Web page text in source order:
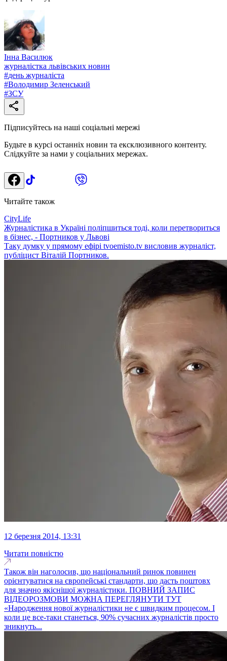
Інна Василюк
журналістка львівських новин
#день журналіста
#Володимир Зеленський
#ЗСУ
Підписуйтесь на наші соціальні мережі
Будьте в курсі останніх новин та ексклюзивного контенту.
Слідкуйте за нами у соціальних мережах.
Читайте також
CityLife
Журналістика в Україні поліпшиться тоді, коли перетвориться
в бізнес, - Портников у Львові
Таку думку у прямому ефірі tvoemisto.tv висловив журналіст,
публіцист Віталій Портников.
12 березня 2014, 13:31
Читати повністю
Також він наголосив, що національний ринок повинен
орієнтуватися на європейські стандарти, що дасть поштовх
для значно якіснішої журналістики. ПОВНИЙ ЗАПИС
ВІДЕОРОЗМОВИ МОЖНА ПЕРЕГЛЯНУТИ ТУТ
«Народження нової журналістики не є швидким процесом. І
коли це все-таки станеться, 90% сучасних журналістів просто
зникнуть...